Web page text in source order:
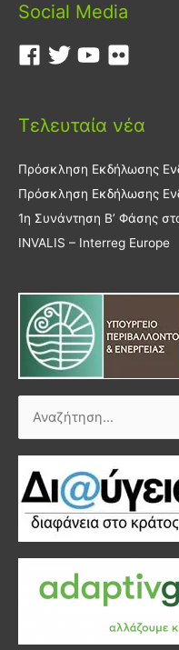
Social Media
Τελευταία νέα
Πρόσκληση Εκδήλωσης
Πρόσκληση Εκδήλωσης
1η Συνάντηση Β’ Φάσης
INVALIS – Interreg Europe
Αναζήτηση